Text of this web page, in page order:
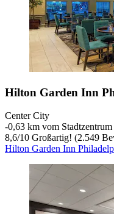
Hilton Garden Inn
Center City
‐0,63 km vom Stadtzentrum
8,6/10 Großartig! (2.549
Hilton Garden Inn